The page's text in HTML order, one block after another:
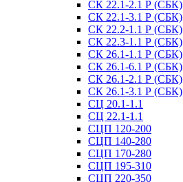
СК 22.1-2.1 Р (СБК)
СК 22.1-3.1 Р (СБК)
СК 22.2-1.1 Р (СБК)
СК 22.3-1.1 Р (СБК)
СК 26.1-1.1 Р (СБК)
СК 26.1-6.1 Р (СБК)
СК 26.1-2.1 Р (СБК)
СК 26.1-3.1 Р (СБК)
СЦ 20.1-1.1
СЦ 22.1-1.1
СЦП 120-200
СЦП 140-280
СЦП 170-280
СЦП 195-310
СЦП 220-350